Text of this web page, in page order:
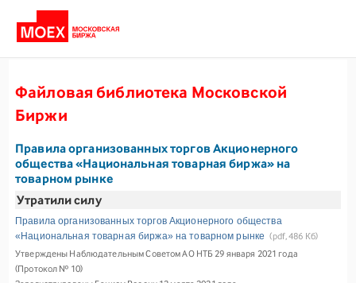
Файловая библиотека Московской
Биржи
Правила организованных торгов Акционерного
общества «Национальная товарная биржа» на
товарном рынке
Утратили силу
Правила организованных торгов Акционерного общества
«Национальная товарная биржа» на товарном рынке (pdf, 486 Кб)
Утверждены Наблюдательным Советом АО НТБ 29 января 2021 года
(Протокол № 10)